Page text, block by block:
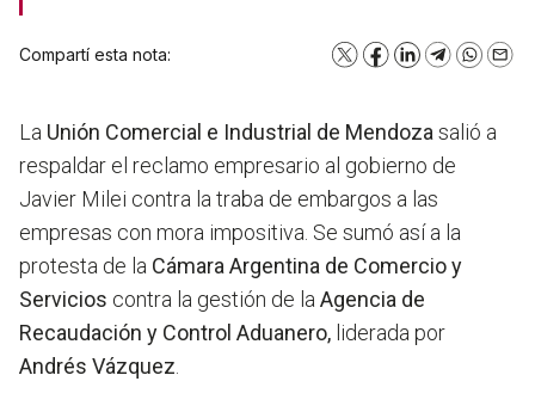
Compartí esta nota: X Facebook
LinkedInTelegram
La Unión Comercial e Industrial de Mendoza salió a
respaldar el reclamo empresario al gobierno de
Javier Milei contra la traba de embargos a las
empresas con mora impositiva. Se sumó así a la
protesta de la Cámara Argentina de Comercio y
Servicios contra la gestión de la Agencia de
Recaudación y Control Aduanero, liderada por
Andrés Vázquez